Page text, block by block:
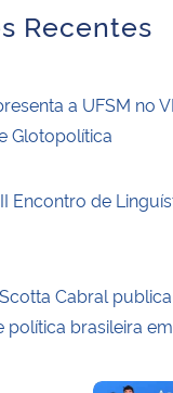
Recentes
a UFSM no
Glotopolítica
Encontro de
Cabral
política brasileira